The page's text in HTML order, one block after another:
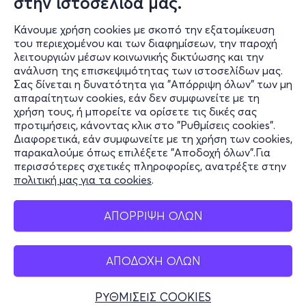
Κάνουμε χρήση cookies με σκοπό την εξατομίκευση
του περιεχομένου και των διαφημίσεων, την παροχή
λειτουργιών μέσων κοινωνικής δικτύωσης και την
ανάλυση της επισκεψιμότητας των ιστοσελίδων μας.
Σας δίνεται η δυνατότητα για "Απόρριψη όλων" των μη
απαραίτητων cookies, εάν δεν συμφωνείτε με τη
χρήση τους, ή μπορείτε να ορίσετε τις δικές σας
προτιμήσεις, κάνοντας κλικ στο "Ρυθμίσεις cookies".
Διαφορετικά, εάν συμφωνείτε με τη χρήση των cookies,
παρακαλούμε όπως επιλέξετε "Αποδοχή όλων".Για
περισσότερες σχετικές πληροφορίες, ανατρέξτε στην
πολιτική μας για τα cookies.
ΑΠΟΡΡΙΨΗ ΟΛΩΝ
ΑΠΟΔΟΧΗ ΟΛΩΝ
ΡΥΘΜΙΣΕΙΣ COOKIES
Πληροφορίες
Υποστήριξη
Stay Connected
Mobile app